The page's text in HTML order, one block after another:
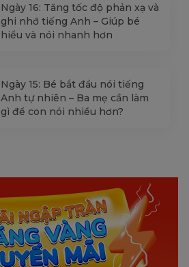
Ngày 16: Tăng tốc độ phản xạ và
ghi nhớ tiếng Anh – Giúp bé
hiểu và nói nhanh hơn
Ngày 15: Bé bắt đầu nói tiếng
Anh tự nhiên – Ba mẹ cần làm
gì để con nói nhiều hơn?